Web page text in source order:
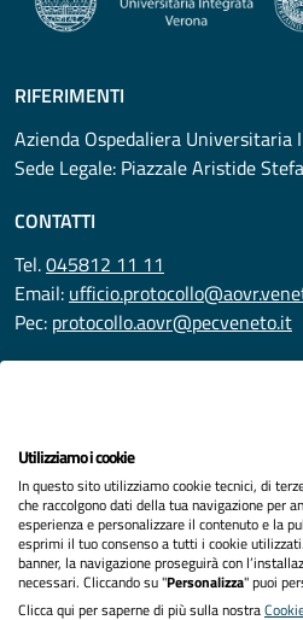
RIFERIMENTI
Azienda Ospedaliera Universitaria
Sede Legale: Piazzale Aristide
CONTATTI
Tel.045812 11 11
Email:
Pec: protocollo.aovr@pecveneto.it
Privacy
Accessibilità
Note legali
Utilizziamo i cookie
In questo sito utilizziamo cookie tecnici, di
che raccolgono dati della tua navigazione per
esperienza e personalizzare il contenuto e la
esprimi il tuo consenso a tutti i cookie
banner, la navigazione proseguirà con
necessari. Cliccando su "Personalizza" puoi
Clicca qui per saperne di più sulla nostra